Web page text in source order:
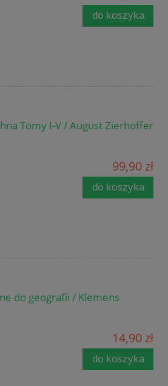
do koszyka
Tomy I-V / August Zierhoffer
99,90 zł
do koszyka
do geografii / Klemens
14,90 zł
do koszyka